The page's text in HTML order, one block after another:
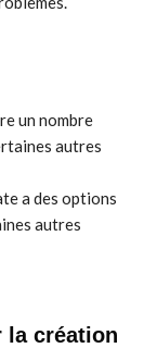
un nombre
autres
a des options
autres
la création